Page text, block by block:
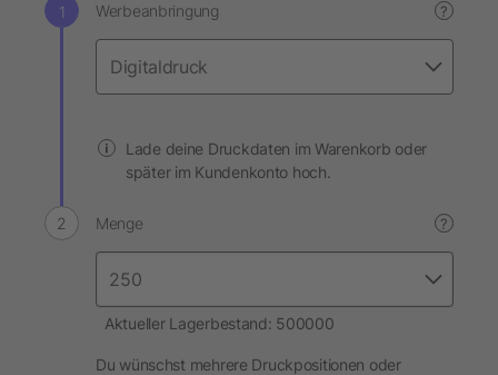
Werbeanbringung ?
Lade deine Druckdaten im Warenkorb oder
später im Kundenkonto hoch.
Menge ?
Aktueller Lagerbestand: 500000
Du wünschst mehrere Druckpositionen oder